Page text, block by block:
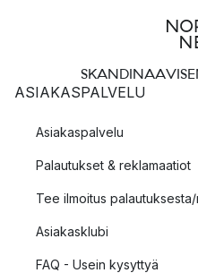
ASIAKASPALVELU
Asiakaspalvelu
Palautukset & reklamaatiot
Tee ilmoitus
Asiakasklubi
FAQ - Usein kysyttyä